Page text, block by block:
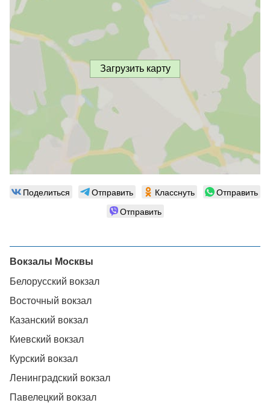
Загрузить карту
Поделиться Отправить Класснуть
Отправить
Отправить
Вокзалы Москвы
Белорусский вокзал
Восточный вокзал
Казанский вокзал
Киевский вокзал
Курский вокзал
Ленинградский вокзал
Павелецкий вокзал